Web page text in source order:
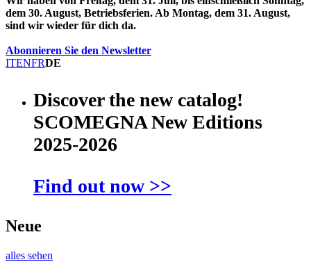
dem 30. August, Betriebsferien. Ab Montag, dem 31. August,
sind wir wieder für dich da.
Abonnieren Sie den Newsletter
ITENFRDE
Discover the new catalog!
SCOMEGNA New Editions
2025-2026
Find out now >>
Neue
alles sehen